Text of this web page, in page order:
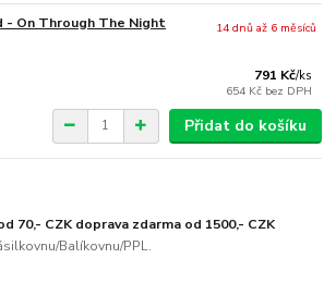
- On Through The Night
791 Kč/ks
654 Kč bez DPH
14 dnů až 6 měsíců
Přidat do košíku
70,- CZK doprava zdarma od 1500,- CZK
Balíkovnu/PPL.